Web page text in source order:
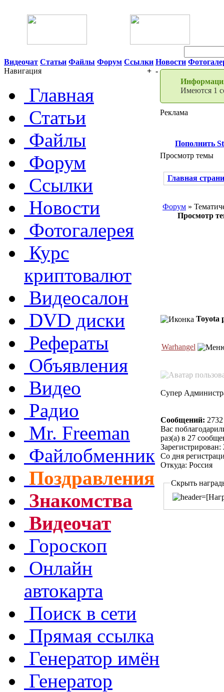
Видеочат Статьи Файлы Форум Ссылки Новости
Навигация
+ -
Главная
Статьи
Файлы
Форум
Ссылки
Новости
Фотогалерея
Курс
криптовалют
Видеосалон
DVD диски
Рефераты
Объявления
Видео
Радио
Mr. Freeman
Файлобменник
Поздравления
Знакомства
Видеочат
Гороскоп
Онлайн
автокарта
Поиск в сети
Прямая ссылка
Генератор имён
Генератор
Имеются 1
Реклама
Пополнить
Просмотр темы
Главная
Форум »
Просмотр
Toyota
Warhangel
Супер
Сообщений: 2732
Вас
раз(а) в 27
Зарегистрирован:
Со дня
Откуда: Россия
Скрыть